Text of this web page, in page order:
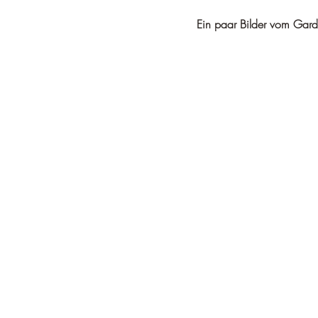
Ein paar Bilder vom